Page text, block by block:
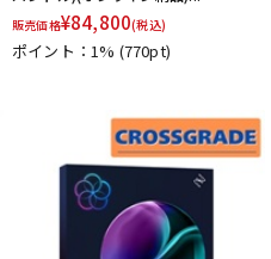
販売価格¥84,800(税込)
ポイント：1% (770pt)